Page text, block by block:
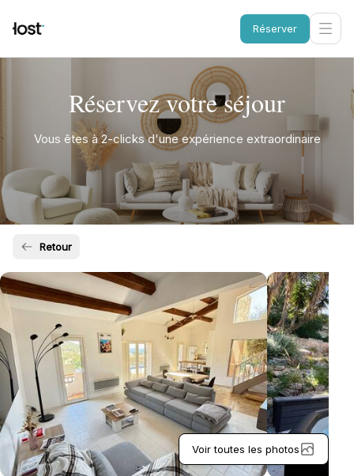
Réserver
Réservez votre séjour
Vous êtes à 2-clicks d'une expérience extraordinaire
Retour
Voir toutes les photos